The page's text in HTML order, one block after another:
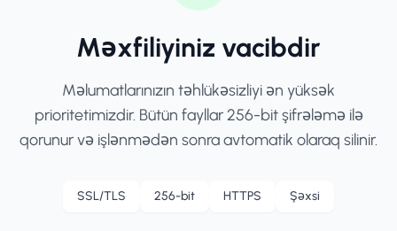
Məxfiliyiniz vacibdir
Məlumatlarınızın təhlükəsizliyi ən yüksək
prioritetimizdir. Bütün fayllar 256-bit şifrələmə ilə
qorunur və işlənmədən sonra avtomatik olaraq silinir.
SSL/TLS 256-bit HTTPS Şəxsi